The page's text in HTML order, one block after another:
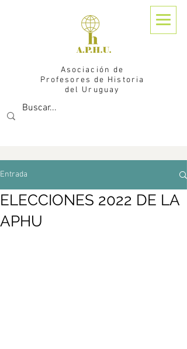
Asociación de
Profesores de Historia
del Uruguay
Entrada
ELECCIONES 2022 DE LA
APHU